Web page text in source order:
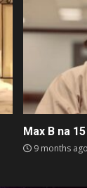
Max B na
9 months ago